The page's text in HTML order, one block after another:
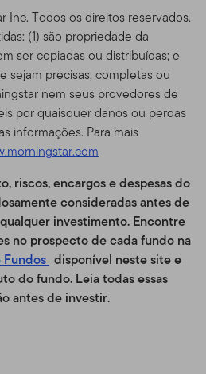
Todos os direitos reservados.
(1) são propriedade da
ser copiadas ou distribuídas; e
sejam precisas, completas ou
nem seus provedores de
por quaisquer danos ou perdas
informações. Para mais
riscos, encargos e despesas do
consideradas antes de
investimento. Encontre
no prospecto de cada fundo na
disponível neste site e
do fundo. Leia todas essas
antes de investir.
do Site
um serviço, e para fins
pela Templeton Global
("TGAL" ou "Nós") – não é
Franklin. A Franklin
é uma organização de
opera como Franklin
de várias entidades da
Templeton Investments
Unidos e globalmente
do tipo Franklin,
Mutual Series Funds e contas
contas de serviço de
para certos